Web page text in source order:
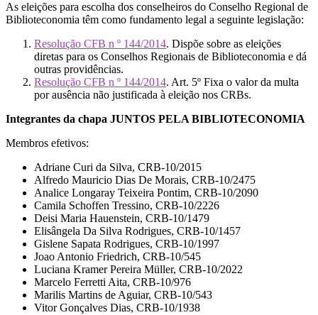
As eleições para escolha dos conselheiros do Conselho Regional de
Biblioteconomia têm como fundamento legal a seguinte legislação:
Resolução CFB n º 144/2014. Dispõe sobre as eleições
diretas para os Conselhos Regionais de Biblioteconomia e dá
outras providências.
Resolução CFB n º 144/2014. Art. 5º Fixa o valor da multa
por ausência não justificada à eleição nos CRBs.
Integrantes da chapa JUNTOS PELA BIBLIOTECONOMIA
Membros efetivos:
Adriane Curi da Silva, CRB-10/2015
Alfredo Mauricio Dias De Morais, CRB-10/2475
Analice Longaray Teixeira Pontim, CRB-10/2090
Camila Schoffen Tressino, CRB-10/2226
Deisi Maria Hauenstein, CRB-10/1479
Elisângela Da Silva Rodrigues, CRB-10/1457
Gislene Sapata Rodrigues, CRB-10/1997
Joao Antonio Friedrich, CRB-10/545
Luciana Kramer Pereira Müller, CRB-10/2022
Marcelo Ferretti Aita, CRB-10/976
Marilis Martins de Aguiar, CRB-10/543
Vitor Gonçalves Dias, CRB-10/1938